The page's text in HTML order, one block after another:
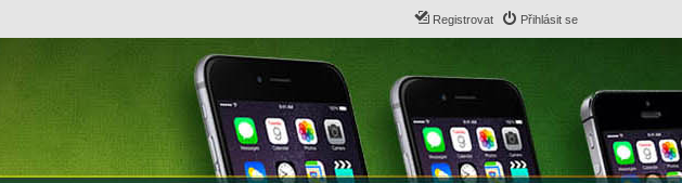
Přihlásit se
Registrovat